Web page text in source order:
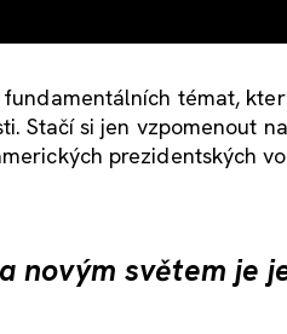
témat,
Stačí si jen vzpomenout
prezidentských
novým světem je